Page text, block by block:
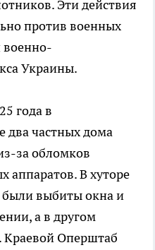
Эти действия
против военных
военно-
Украины.
года в
два частных дома
за обломков
аппаратов. В хуторе
были выбиты окна и
а в другом
Краевой Оперштаб